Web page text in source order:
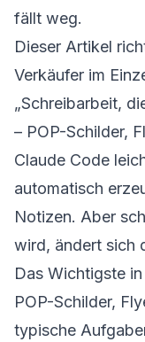
fällt weg.
Dieser Artikel
Verkäufer im
„Schreibarbeit,
– POP-Schilder,
Claude Code
automatisch
Notizen. Aber
wird, ändert sich
Das Wichtigste
POP-Schilder,
typische